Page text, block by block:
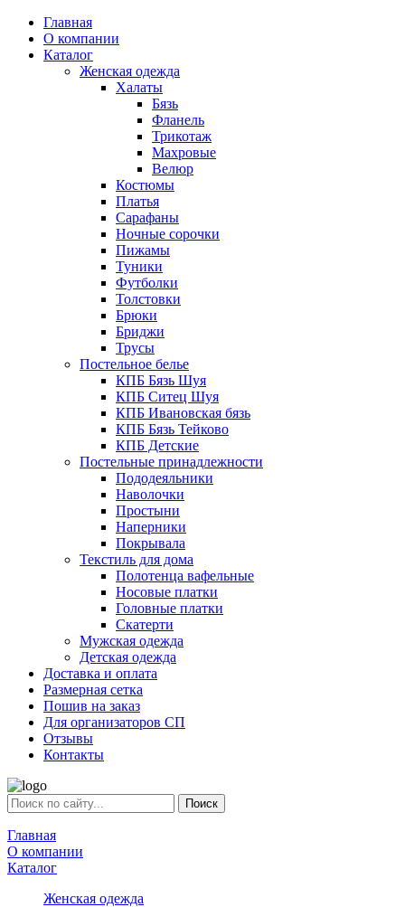
Главная
О компании
Каталог
Женская одежда
Халаты
Бязь
Фланель
Трикотаж
Махровые
Велюр
Костюмы
Платья
Сарафаны
Ночные сорочки
Пижамы
Туники
Футболки
Толстовки
Брюки
Бриджи
Трусы
Постельное белье
КПБ Бязь Шуя
КПБ Ситец Шуя
КПБ Ивановская бязь
КПБ Бязь Тейково
КПБ Детские
Постельные принадлежности
Пододеяльники
Наволочки
Простыни
Наперники
Покрывала
Текстиль для дома
Полотенца вафельные
Носовые платки
Головные платки
Скатерти
Мужская одежда
Детская одежда
Доставка и оплата
Размерная сетка
Пошив на заказ
Для организаторов СП
Отзывы
Контакты
Главная
О компании
Каталог
Женская одежда